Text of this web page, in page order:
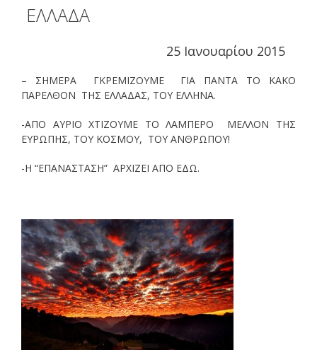
ΕΛΛΑΔΑ
25 Ιανουαρίου 2015
– ΣΗΜΕΡΑ ΓΚΡΕΜΙΖΟΥΜΕ ΓΙΑ ΠΑΝΤΑ ΤΟ ΚΑΚΟ
ΠΑΡΕΛΘΟΝ ΤΗΣ ΕΛΛΑΔΑΣ, ΤΟΥ ΕΛΛΗΝΑ.
-ΑΠΟ ΑΥΡΙΟ ΧΤΙΖΟΥΜΕ ΤΟ ΛΑΜΠΕΡΟ ΜΕΛΛΟΝ ΤΗΣ
ΕΥΡΩΠΗΣ, ΤΟΥ ΚΟΣΜΟΥ, ΤΟΥ ΑΝΘΡΩΠΟΥ!
-Η “ΕΠΑΝΑΣΤΑΣΗ” ΑΡΧΙΖΕΙ ΑΠΟ ΕΔΩ.